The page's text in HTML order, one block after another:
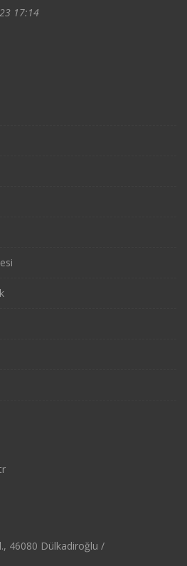
17:14
46080 Dülkadiroğlu /